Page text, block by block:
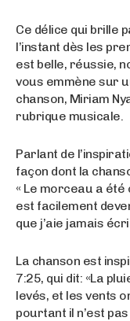
Ce délice qui brille
l’instant dès les
est belle, réussie,
vous emmène sur
chanson, Miriam
rubrique musicale.
Parlant de
façon dont la
« Le morceau a été
est facilement
que j’aie jamais
La chanson est
7:25, qui dit: «La
levés, et les vents
pourtant il n’est